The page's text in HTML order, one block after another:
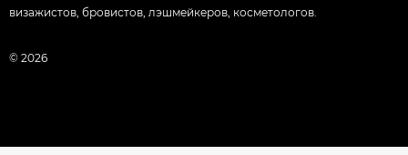
визажистов, бровистов, лэшмейкеров, косметологов.
© 2026